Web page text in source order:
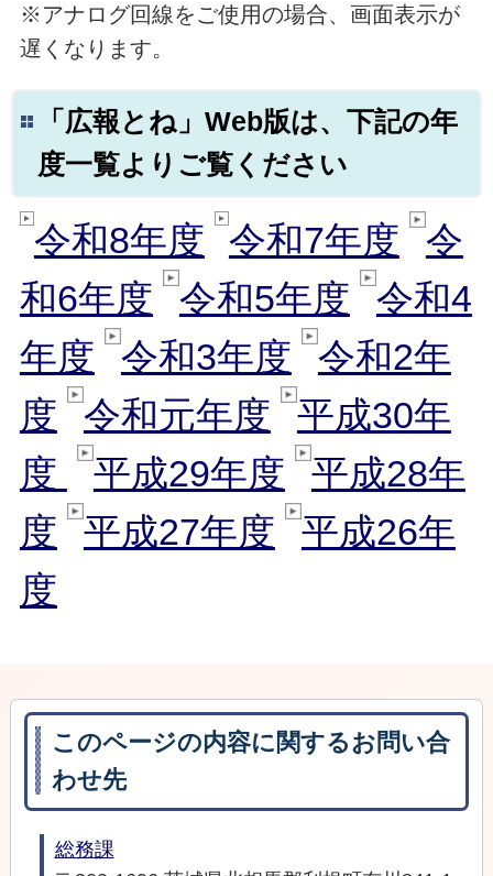
※アナログ回線をご使用の場合、画面表示が
遅くなります。
「広報とね」Web版は、下記の年
度一覧よりご覧ください
令和8年度 令和7年度
令
和6年度
令和5年度
令和4
年度
令和3年度
令和2年
度
令和元年度
平成30年
度
平成29年度
平成28年
度
平成27年度
平成26年
度
このページの内容に関するお問い合
わせ先
総務課